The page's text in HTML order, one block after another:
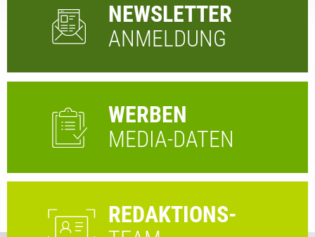
NEWSLETTER
ANMELDUNG
WERBEN
MEDIA-DATEN
REDAKTIONS-